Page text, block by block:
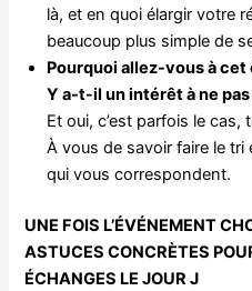
là, et en quoi élargir votre
beaucoup plus simple de
Pourquoi allez-vous à
Y a-t-il un intérêt à ne pas
Et oui, c’est parfois le cas,
À vous de savoir faire le
qui vous correspondent.
UNE FOIS L’ÉVÉNEMENT
ASTUCES CONCRÈTES
ÉCHANGES LE JOUR J